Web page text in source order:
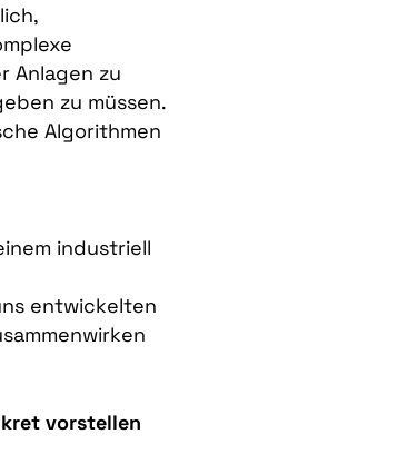
Anlagen zu
zu müssen.
Algorithmen
industriell
entwickelten
vorstellen